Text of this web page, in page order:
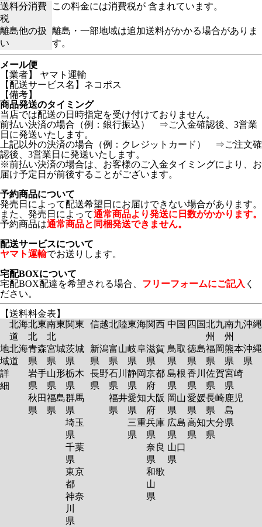
送料分消費
税
この料金には消費税が 含まれています。
離島他の扱
い
離島・一部地域は追加送料がかかる場合がありま
す。
メール便
【業者】 ヤマト運輸
【配送サービス名】ネコポス
【備考】
商品発送のタイミング
当店では配送の日時指定を受け付けておりません。
前払い決済の場合（例：銀行振込） ⇒ご入金確認後、3営業
日に発送いたします。
上記以外の決済の場合（例：クレジットカード） ⇒ご注文確
認後、3営業日に発送いたします。
※前払い決済の場合は、お客様のご入金タイミングにより、お
届け予定日が前後することがございます。
予約商品について
発売日によって配送希望日にお届けできない場合があります。
また、発売日によって通常商品より発送に日数がかかります。
予約商品は通常商品と同梱発送できません。
配送サービスについて
ヤマト運輸でお送りします。
宅配BOXについて
宅配BOX配達を希望される場合、 フリーフォームにご記入 く
ださい。
【送料料金表】
北海
道
北東
北
南東
北
関東 信越北陸東海関西 中国 四国北九
州
南九
州
沖縄
地
域
詳
細
北海
道
青森
県
岩手
県
秋田
県
宮城
県
山形
県
福島
県
茨城
県
栃木
県
群馬
県
埼玉
県
千葉
県
東京
都
神奈
川
県
新潟
県
長野
県
富山
県
石川
県
福井
県
岐阜
県
静岡
県
愛知
県
三重
県
滋賀
県
京都
府
大阪
府
兵庫
県
奈良
県
和歌
山
県
鳥取
県
島根
県
岡山
県
広島
県
山口
県
徳島
県
香川
県
愛媛
県
高知
県
福岡
県
佐賀
県
長崎
県
大分
県
熊本
県
宮崎
県
鹿児
島
県
沖縄
県